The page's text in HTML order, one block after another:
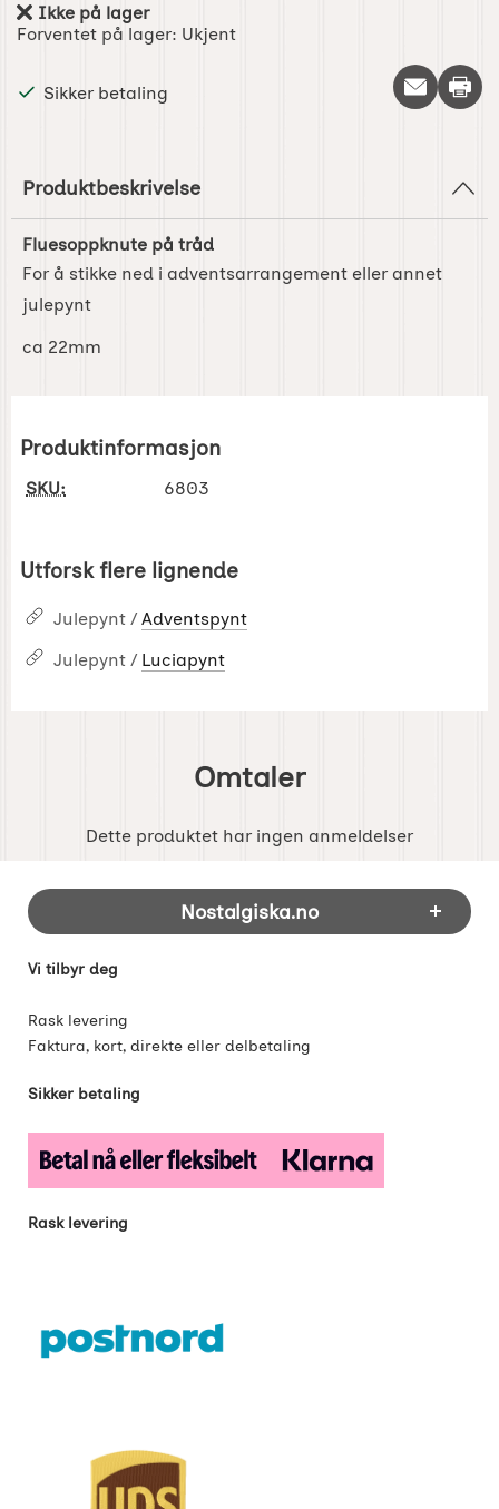
Produkttilgjengelighet:
Ikke på lager
Forventet på lager: Ukjent
Sikker betaling Skriv
Produktbeskrivelse
Fluesoppknute på tråd
For å stikke ned i adventsarrangement eller annet
julepynt
ca 22mm
Produktinformasjon
SKU: 6803
Utforsk flere lignende
Julepynt / Adventspynt
Julepynt / Luciapynt
Omtaler
Dette produktet har ingen anmeldelser
Footer-innhold Blandet informasjon og
Nostalgiska.no
Vi tilbyr deg
Rask levering
Faktura, kort, direkte eller delbetaling
Sikker betaling
Rask levering